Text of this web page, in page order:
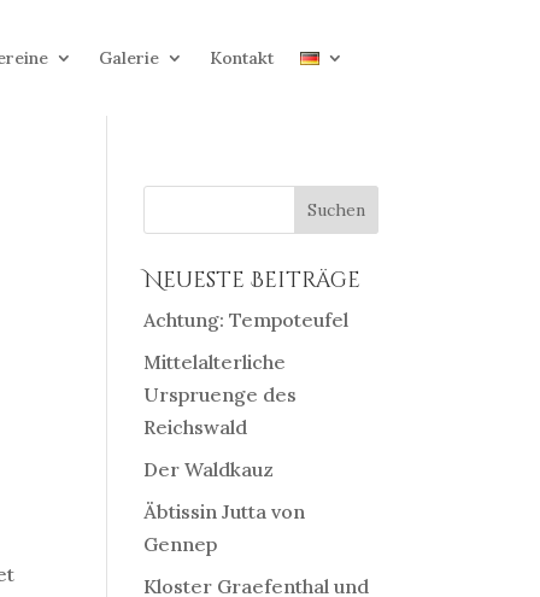
Galerie Kontakt
Neueste Beiträge
Achtung: Tempoteufel
Mittelalterliche
Urspruenge des
Reichswald
Der Waldkauz
Äbtissin Jutta von
Gennep
Kloster Graefenthal und